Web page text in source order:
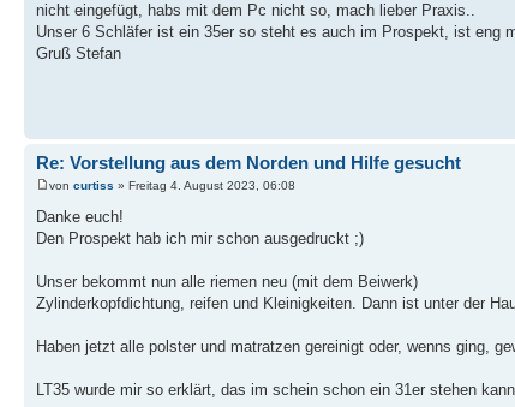
nicht eingefügt, habs mit dem Pc nicht so, mach lieber Praxis..
Unser 6 Schläfer ist ein 35er so steht es auch im Prospekt, ist eng
Gruß Stefan
Re: Vorstellung aus dem Norden und Hilfe gesucht
von curtiss » Freitag 4. August 2023, 06:08
Danke euch!
Den Prospekt hab ich mir schon ausgedruckt ;)
Unser bekommt nun alle riemen neu (mit dem Beiwerk)
Zylinderkopfdichtung, reifen und Kleinigkeiten. Dann ist unter der
Haben jetzt alle polster und matratzen gereinigt oder, wenns ging,
LT35 wurde mir so erklärt, das im schein schon ein 31er stehen